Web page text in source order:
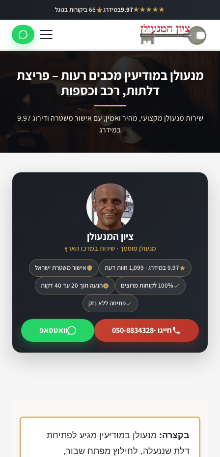
לתוכן
★★★★★
9.97במידרג 66 ביקורות בגוגל באר יעקב
ראשון לציון
לוד
נס ציונה
מנעולן במודיעין מכבים רעות – פריצת
דלתות, רכב וכספות
שירות מנעולן מקצועי, מהיר ואמין, עם אישור משטרה ודירוג 9.97
במידרג
ציון המנעולן
מנעולן מוסמך · שירות במרכז הארץ
9.97 במידרג · 1,099 חוות דעת אישור משטרת ישראל
100% לקוחות מרוצים הגעה תוך 20 עד 40 דקות
פתיחה ללא נזק
חייגו ·050-8834328 וואטסאפ
בקצרה: מנעולן במודיעין מגיע לפתיחת
דלת שננעלה, לחילוץ מפתח שבור,